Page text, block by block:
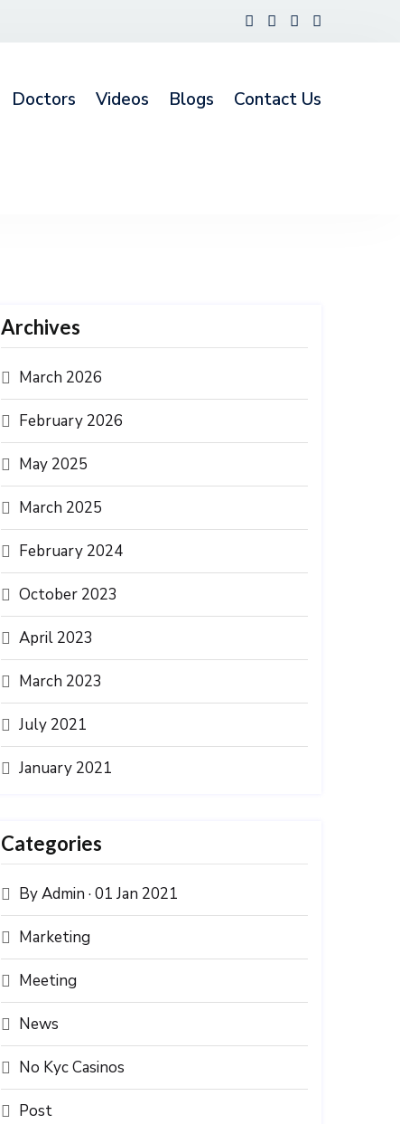
Doctors Videos Blogs Contact Us
Archives
March 2026
February 2026
May 2025
March 2025
February 2024
October 2023
April 2023
March 2023
July 2021
January 2021
Categories
By Admin · 01 Jan 2021
Marketing
Meeting
News
No Kyc Casinos
Post